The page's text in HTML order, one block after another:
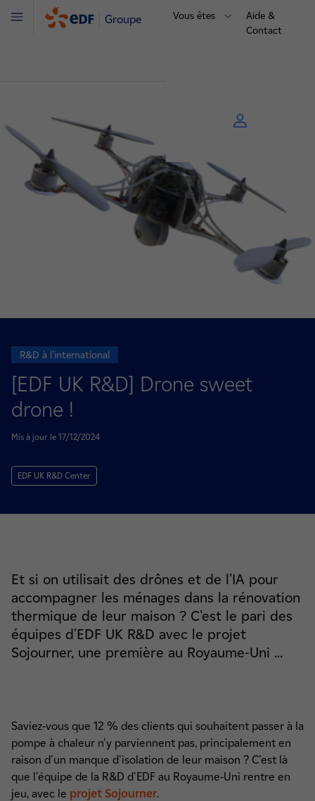
Groupe Vous êtes
Aide &
Contact
Menu
R&D à l'international
[EDF UK R&D] Drone sweet
drone !
Mis à jour le 17/12/2024
EDF UK R&D Center
Et si on utilisait des drônes et de l'IA pour
accompagner les ménages dans la rénovation
thermique de leur maison ? C'est le pari des
équipes d'EDF UK R&D avec le projet
Sojourner, une première au Royaume-Uni ...
Saviez-vous que 12 % des clients qui souhaitent passer à la
pompe à chaleur n'y parviennent pas, principalement en
raison d'un manque d'isolation de leur maison ? C'est là
que l'équipe de la R&D d'EDF au Royaume-Uni rentre en
jeu, avec le projet Sojourner.